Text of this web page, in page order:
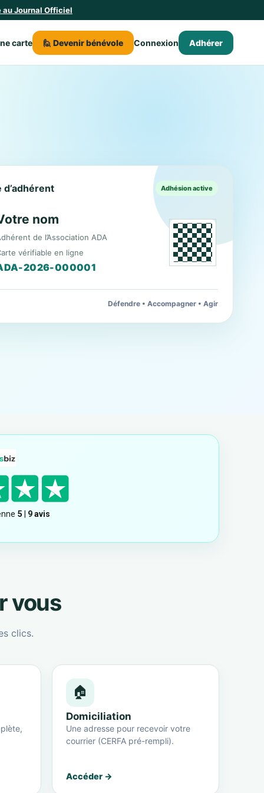
Journal Officiel
carte 🙋 Devenir bénévole Connexion Adhérer
Adhésion active
nom
de l’Association ADA
vérifiable en ligne
2026-000001
Défendre • Accompagner • Agir
vous
clics.
🏠
Domiciliation
Une adresse pour recevoir votre
courrier (CERFA pré-rempli).
Accéder →